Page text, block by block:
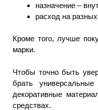
назначение –
расход на
Кроме того, лучше
марки.
Чтобы точно быть
брать
декоративные
средствах.